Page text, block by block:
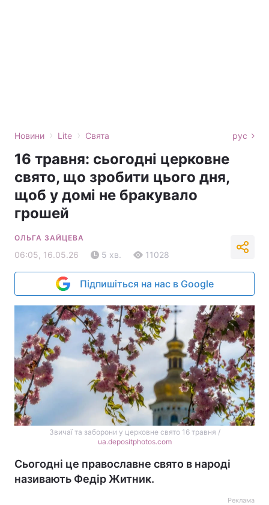
Новини › Lite › Свята рус
16 травня: сьогодні церковне
свято, що зробити цього дня,
щоб у домі не бракувало
грошей
ОЛЬГА ЗАЙЦЕВА
06:05, 16.05.26 5 хв. 11028
Підпишіться на нас в Google
Звичаї та заборони у церковне свято 16 травня /
ua.depositphotos.com
Сьогодні це православне свято в народі
називають Федір Житник.
Реклама